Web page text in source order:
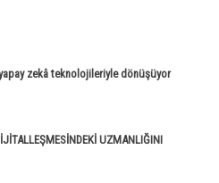
zekâ teknolojileriyle dönüşüyor
UZMANLIĞINI